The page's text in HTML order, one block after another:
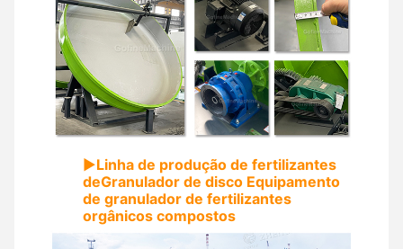
▶Linha de produção de fertilizantes
deGranulador de disco Equipamento
de granulador de fertilizantes
orgânicos compostos